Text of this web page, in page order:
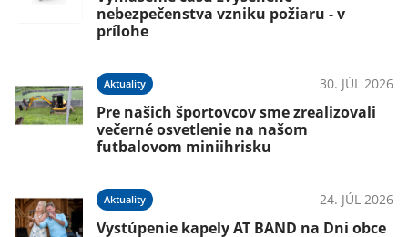
nebezpečenstva vzniku požiaru - v
prílohe
Aktuality 30. JÚL 2026
Pre našich športovcov sme zrealizovali
večerné osvetlenie na našom
futbalovom miniihrisku
Aktuality 24. JÚL 2026
Vystúpenie kapely AT BAND na Dni obce